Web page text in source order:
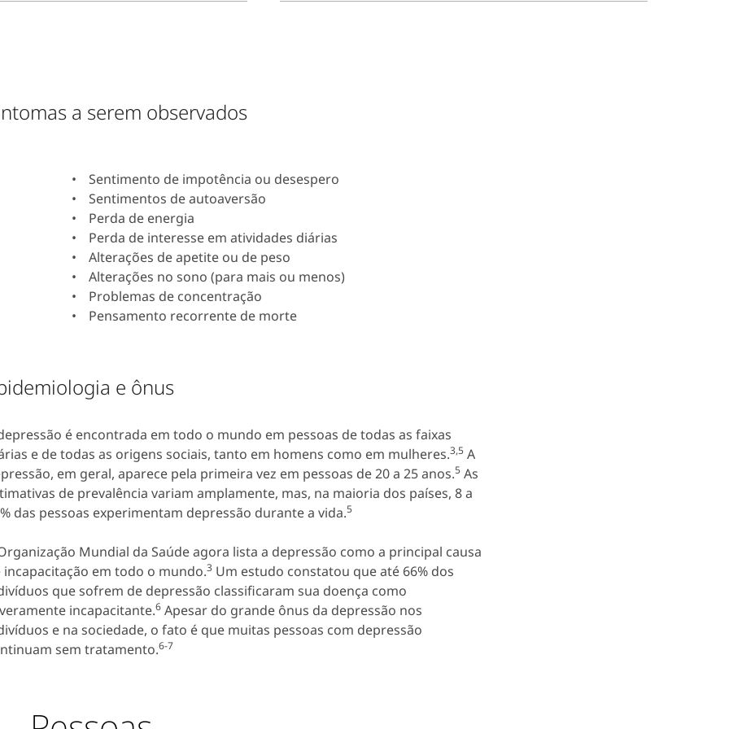
a serem observados
Sentimento de impotência ou desespero
Sentimentos de autoaversão
Perda de energia
Perda de interesse em atividades diárias
Alterações de apetite ou de peso
Alterações no sono (para mais ou menos)
Problemas de concentração
Pensamento recorrente de morte
e ônus
é encontrada em todo o mundo em pessoas de todas as faixas
e de todas as origens sociais, tanto em homens como em mulheres.3,5 A
em geral, aparece pela primeira vez em pessoas de 20 a 25 anos.5 As
de prevalência variam amplamente, mas, na maioria dos países, 8 a
das pessoas experimentam depressão durante a vida.5
Mundial da Saúde agora lista a depressão como a principal causa
incapacitação em todo o mundo.3 Um estudo constatou que até 66% dos
que sofrem de depressão classificaram sua doença como
incapacitante.6 Apesar do grande ônus da depressão nos
e na sociedade, o fato é que muitas pessoas com depressão
sem tratamento.6-7